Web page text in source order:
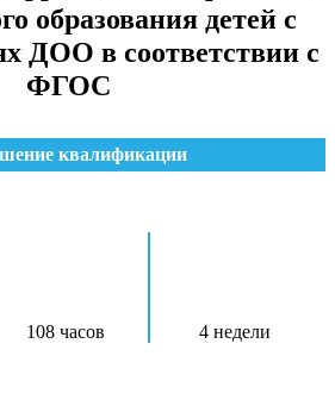
образования детей с
ДОО в соответствии с
ФГОС
квалификации
108 часов 4 недели